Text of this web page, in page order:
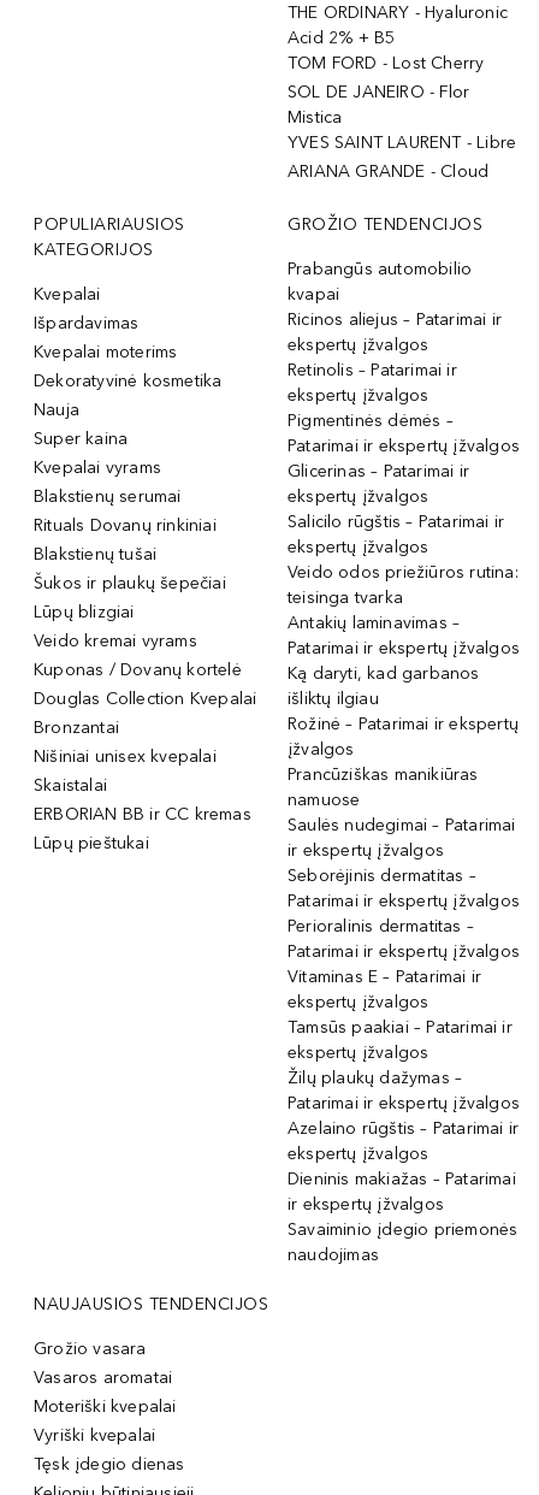
THE ORDINARY - Hyaluronic
Acid 2% + B5
TOM FORD - Lost Cherry
SOL DE JANEIRO - Flor
Mistica
YVES SAINT LAURENT - Libre
ARIANA GRANDE - Cloud
POPULIARIAUSIOS
KATEGORIJOS
Kvepalai
Išpardavimas
Kvepalai moterims
Dekoratyvinė kosmetika
Nauja
Super kaina
Kvepalai vyrams
Blakstienų serumai
Rituals Dovanų rinkiniai
Blakstienų tušai
Šukos ir plaukų šepečiai
Lūpų blizgiai
Veido kremai vyrams
Kuponas / Dovanų kortelė
Douglas Collection Kvepalai
Bronzantai
Nišiniai unisex kvepalai
Skaistalai
ERBORIAN BB ir CC kremas
Lūpų pieštukai
GROŽIO TENDENCIJOS
Prabangūs automobilio
kvapai
Ricinos aliejus – Patarimai ir
ekspertų įžvalgos
Retinolis – Patarimai ir
ekspertų įžvalgos
Pigmentinės dėmės –
Patarimai ir ekspertų įžvalgos
Glicerinas – Patarimai ir
ekspertų įžvalgos
Salicilo rūgštis – Patarimai ir
ekspertų įžvalgos
Veido odos priežiūros rutina:
teisinga tvarka
Antakių laminavimas –
Patarimai ir ekspertų įžvalgos
Ką daryti, kad garbanos
išliktų ilgiau
Rožinė – Patarimai ir ekspertų
įžvalgos
Prancūziškas manikiūras
namuose
Saulės nudegimai – Patarimai
ir ekspertų įžvalgos
Seborėjinis dermatitas –
Patarimai ir ekspertų įžvalgos
Perioralinis dermatitas –
Patarimai ir ekspertų įžvalgos
Vitaminas E – Patarimai ir
ekspertų įžvalgos
Tamsūs paakiai – Patarimai ir
ekspertų įžvalgos
Žilų plaukų dažymas –
Patarimai ir ekspertų įžvalgos
Azelaino rūgštis – Patarimai ir
ekspertų įžvalgos
Dieninis makiažas – Patarimai
ir ekspertų įžvalgos
Savaiminio įdegio priemonės
naudojimas
NAUJAUSIOS TENDENCIJOS
Grožio vasara
Vasaros aromatai
Moteriški kvepalai
Vyriški kvepalai
Tęsk įdegio dienas